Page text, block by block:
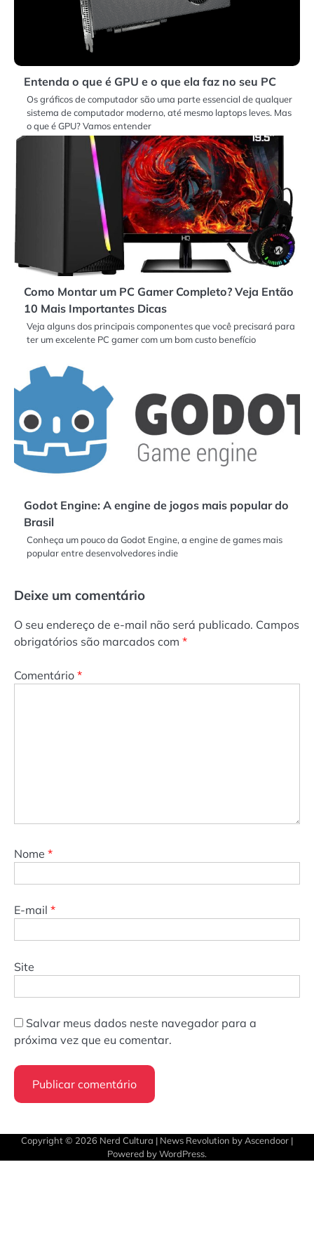
Entenda o que é GPU e o que ela faz no seu PC
Os gráficos de computador são uma parte essencial de qualquer
sistema de computador moderno, até mesmo laptops leves. Mas
o que é GPU? Vamos entender
Como Montar um PC Gamer Completo? Veja Então
10 Mais Importantes Dicas
Veja alguns dos principais componentes que você precisará para
ter um excelente PC gamer com um bom custo benefício
Godot Engine: A engine de jogos mais popular do
Brasil
Conheça um pouco da Godot Engine, a engine de games mais
popular entre desenvolvedores indie
Deixe um comentário
O seu endereço de e-mail não será publicado. Campos
obrigatórios são marcados com *
Comentário *
Nome *
E-mail *
Site
Salvar meus dados neste navegador para a
próxima vez que eu comentar.
Copyright © 2026 Nerd Cultura | News Revolution by Ascendoor |
Powered byWordPress.